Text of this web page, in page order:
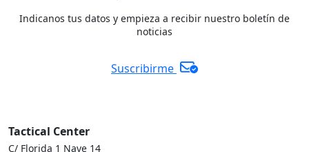
Indicanos tus datos y empieza a recibir nuestro boletín de
noticias
Suscribirme
Tactical Center
C/ Florida 1 Nave 14